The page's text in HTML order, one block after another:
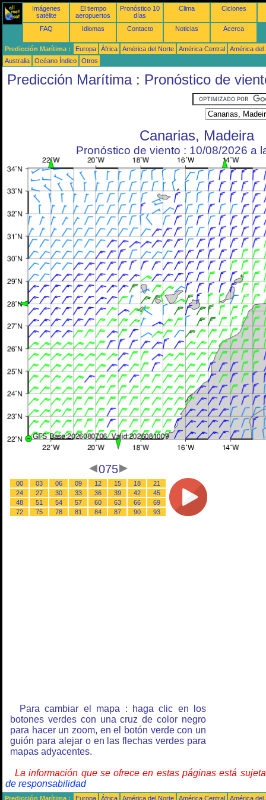
Imágenes
satélite
El tiempo
aeropuertos
Pronóstico 10
días
Clima Ciclones
FAQ Idiomas Contacto Noticias Acerca
Predicción Marítima : Europa África América del Norte América Central
América del
Australia
Océano Índico Otros
Predicción Marítima : Pronóstico de
Canarias, Madeira
Pronóstico de viento : 10/08/2026 a
075
00 03 06 09 12 15 18
21
24
27 30 33 36 39 42
45
48
51 54 57 60 63 66
69
72
75 78 81 84 87 90 93
Para cambiar el mapa : haga clic en los
botones verdes con una cruz de color negro
para hacer un zoom, en el botón verde con un
guión para alejar o en las flechas verdes para
mapas adyacentes.
La información que se ofrece en estas páginas está
de responsabilidad
Predicción Marítima : Europa África América del Norte América Central
América del